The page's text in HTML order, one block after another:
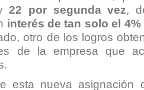
22 por segunda vez,
interés de tan solo el
otro de los logros
de la empresa que
esta nueva asignación